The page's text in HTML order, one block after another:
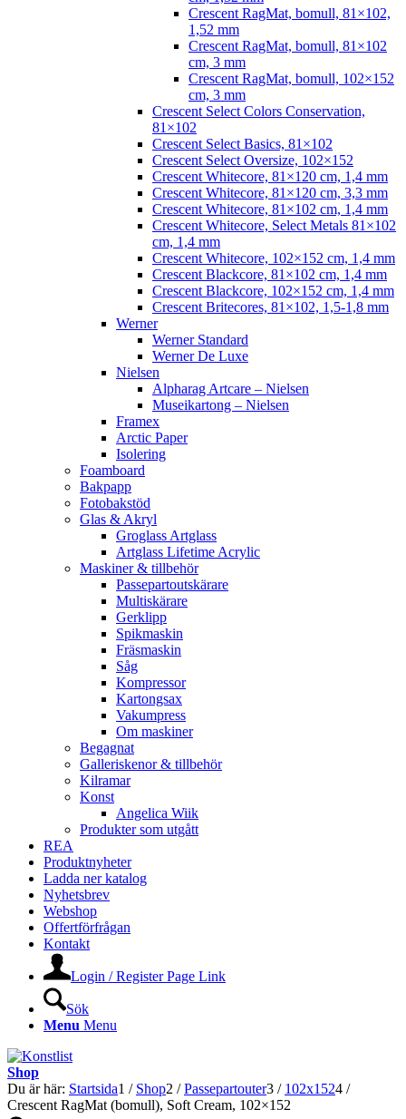
Crescent RagMat, bomull, 81×102,
1,52 mm
Crescent RagMat, bomull, 81×102
cm, 3 mm
Crescent RagMat, bomull, 102×152
cm, 3 mm
Crescent Select Colors Conservation,
81×102
Crescent Select Basics, 81×102
Crescent Select Oversize, 102×152
Crescent Whitecore, 81×120 cm, 1,4 mm
Crescent Whitecore, 81×120 cm, 3,3 mm
Crescent Whitecore, 81×102 cm, 1,4 mm
Crescent Whitecore, Select Metals 81×102
cm, 1,4 mm
Crescent Whitecore, 102×152 cm, 1,4 mm
Crescent Blackcore, 81×102 cm, 1,4 mm
Crescent Blackcore, 102×152 cm, 1,4 mm
Crescent Britecores, 81×102, 1,5-1,8 mm
Werner
Werner Standard
Werner De Luxe
Nielsen
Alpharag Artcare – Nielsen
Museikartong – Nielsen
Framex
Arctic Paper
Isolering
Foamboard
Bakpapp
Fotobakstöd
Glas & Akryl
Groglass Artglass
Artglass Lifetime Acrylic
Maskiner & tillbehör
Passepartoutskärare
Multiskärare
Gerklipp
Spikmaskin
Fräsmaskin
Såg
Kompressor
Kartongsax
Vakumpress
Om maskiner
Begagnat
Galleriskenor & tillbehör
Kilramar
Konst
Angelica Wiik
Produkter som utgått
REA
Produktnyheter
Ladda ner katalog
Nyhetsbrev
Webshop
Offertförfrågan
Kontakt
Login / Register Page Link
Sök
Menu Menu
Shop
Du är här: Startsida1 / Shop2 / Passepartouter3 / 102x1524 /
Crescent RagMat (bomull), Soft Cream, 102×152